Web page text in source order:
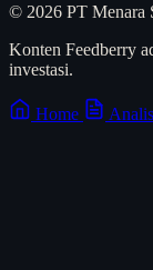
© 2026 PT Menara
Konten Feedberry
investasi.
Home